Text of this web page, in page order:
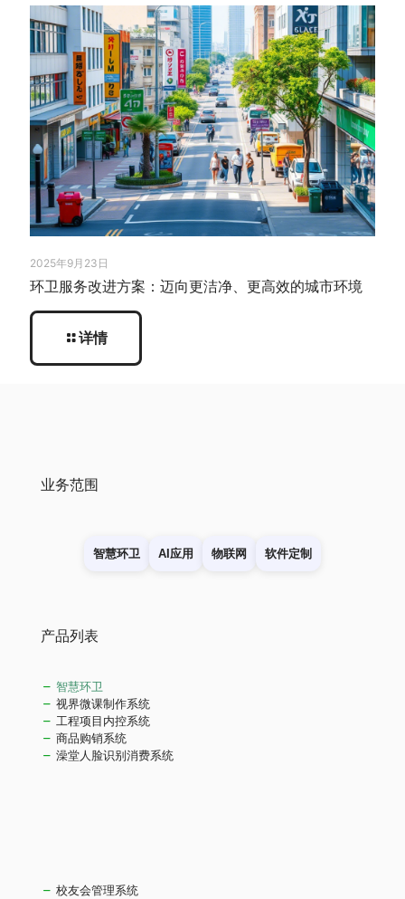
2025年9月23日
环卫服务改进方案：迈向更洁净、更高效的城市环境
详情
业务范围
智慧环卫 AI应用 物联网 软件定制
产品列表
智慧环卫
视界微课制作系统
工程项目内控系统
商品购销系统
澡堂人脸识别消费系统
校友会管理系统